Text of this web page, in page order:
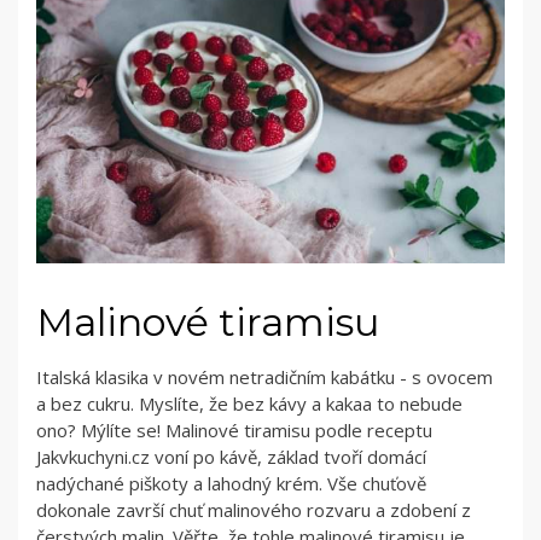
Malinové tiramisu
Italská klasika v novém netradičním kabátku - s ovocem
a bez cukru. Myslíte, že bez kávy a kakaa to nebude
ono? Mýlíte se! Malinové tiramisu podle receptu
Jakvkuchyni.cz voní po kávě, základ tvoří domácí
nadýchané piškoty a lahodný krém. Vše chuťově
dokonale završí chuť malinového rozvaru a zdobení z